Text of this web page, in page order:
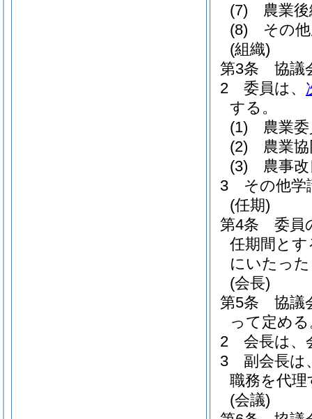
(7)
農業
(8)
その
(組織)
第3条
協議
2
委員は、
する。
(1)
農業
(2)
農業
(3)
農事
3
その他
(任期)
第4条
委員
任期間とす
にいたっ
(会長)
第5条
協議
って定め
2
会長は、
3
副会長は
職務を代理
(会議)